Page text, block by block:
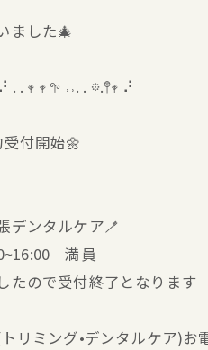
ました🎄
. . 𖥧 𖥧 𖧧 ˒˒. . 𖡼.𖤣𖥧 ⠜
付開始🌼
ンタルケア🪥
満員
たので受付終了となります
リミング•デンタルケア)お